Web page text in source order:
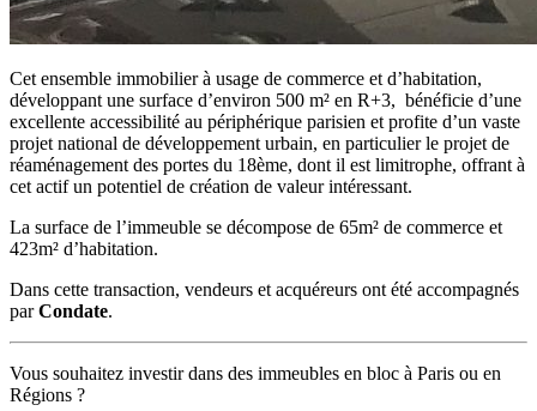
Cet ensemble immobilier à usage de commerce et d’habitation,
développant une surface d’environ 500 m² en R+3, bénéficie d’une
excellente accessibilité au périphérique parisien et profite d’un vaste
projet national de développement urbain, en particulier le projet de
réaménagement des portes du 18ème, dont il est limitrophe, offrant à
cet actif un potentiel de création de valeur intéressant.
La surface de l’immeuble se décompose de 65m² de commerce et
423m² d’habitation.
Dans cette transaction, vendeurs et acquéreurs ont été accompagnés
parCondate.
Vous souhaitez investir dans des immeubles en bloc à Paris ou en
Régions ?